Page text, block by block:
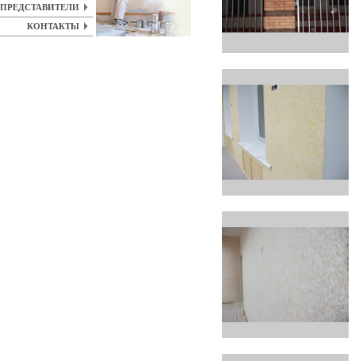
ПРЕДСТАВИТЕЛИ
КОНТАКТЫ